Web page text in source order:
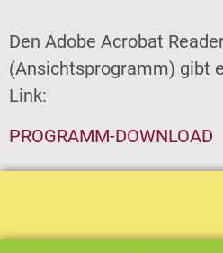
Den Adobe Acrobat
(Ansichtsprogramm) gibt
Link:
PROGRAMM-DOWNLOAD